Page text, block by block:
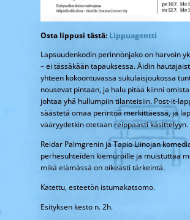
Osta lippusi tästä: Lippuagentti
Lapsuudenkodin perinnönjako on harvoin
– ei tässäkään tapauksessa. Äidin
yhteen kokoontuvassa sukulaisjoukossa
nousevat pintaan, ja halu pitää kiinni
johtaa yhä hullumpiin tilanteisiin. Post-it-
säästetä omaa perintöä merkittäessä, ja
vääryydetkin otetaan reippaasti käsittelyyn.
Reidar Palmgrenin ja Tapio Liinojan
perhesuhteiden kiemuroille ja muistuttaa
mikä elämässä on oikeasti tärkeintä.
Katettu, esteetön istumakatsomo.
Esityksen kesto n. 2h.